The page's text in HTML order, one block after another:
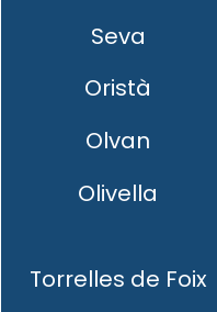
Seva
Oristà
Olvan
Olivella
Torrelles de Foix